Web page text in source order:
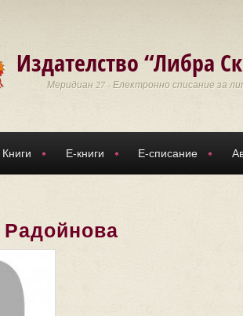
Издателство “Либра
Меридиан 27 - Електронно списание за
Книги Е-книги Е-списание
Радойнова